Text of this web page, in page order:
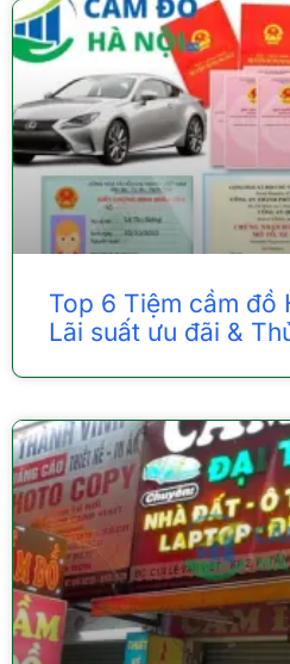
Top 6 Tiệm cầm đồ
Lãi suất ưu đãi &